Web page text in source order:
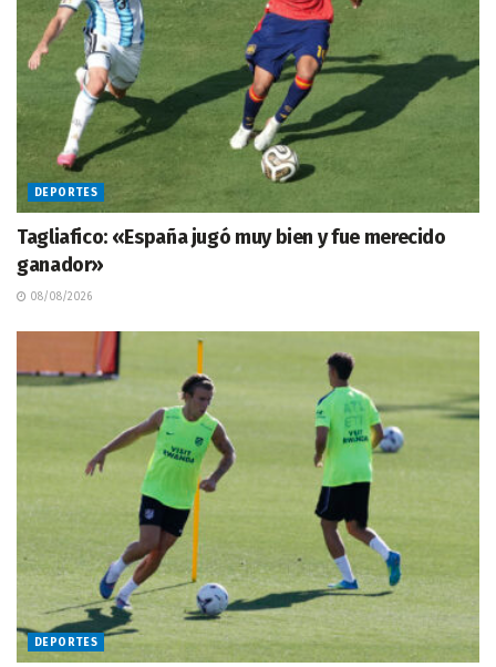
DEPORTES
Tagliafico: «España jugó muy bien y fue merecido
ganador»
08/08/2026
DEPORTES